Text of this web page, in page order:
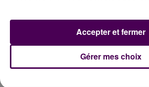
DERNIERS TITRES
Gérer mes choix
Accepter et fermer